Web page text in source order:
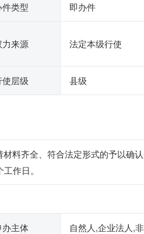
件类型 即办件
力来源 法定本级行使
使层级 县级
料齐全、符合法定形式的予以确
作日。
办主体 自然人,企业法人,